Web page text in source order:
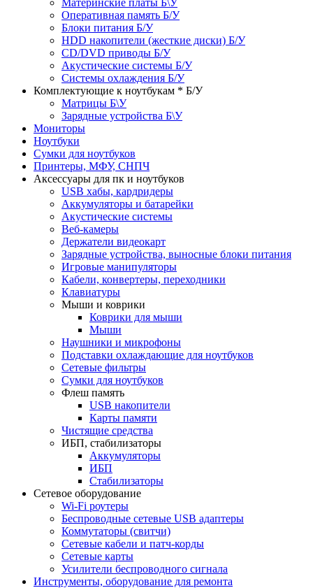
Материнские платы Б\У
Оперативная память Б/У
Блоки питания Б/У
HDD накопители (жесткие диски) Б/У
CD/DVD приводы Б/У
Акустические системы Б/У
Системы охлаждения Б/У
Комплектующие к ноутбукам * Б/У
Матрицы Б\У
Зарядные устройства Б\У
Мониторы
Ноутбуки
Сумки для ноутбуков
Принтеры, МФУ, СНПЧ
Аксессуары для пк и ноутбуков
USB хабы, кардридеры
Аккумуляторы и батарейки
Акустические системы
Веб-камеры
Держатели видеокарт
Зарядные устройства, выносные блоки питания
Игровые манипуляторы
Кабели, конвертеры, переходники
Клавиатуры
Мыши и коврики
Коврики для мыши
Мыши
Наушники и микрофоны
Подставки охлаждающие для ноутбуков
Сетевые фильтры
Сумки для ноутбуков
Флеш память
USB накопители
Карты памяти
Чистящие средства
ИБП, стабилизаторы
Аккумуляторы
ИБП
Стабилизаторы
Сетевое оборудование
Wi-Fi роутеры
Беспроводные сетевые USB адаптеры
Коммутаторы (свитчи)
Сетевые кабели и патч-корды
Сетевые карты
Усилители беспроводного сигнала
Инструменты, оборудование для ремонта